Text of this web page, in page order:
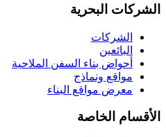
الشركات البحرية
الشركات
البائعين
أحواض بناء السفن الملاحية
مواقع ونماذج
معرض مواقع البناء
الأقسام الخاصة